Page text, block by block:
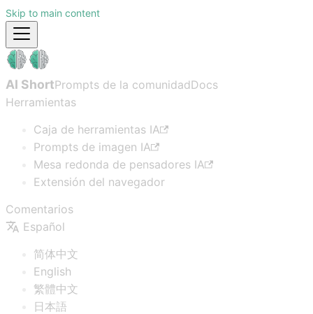
Skip to main content
AI ShortPrompts de la comunidadDocs
Herramientas
Caja de herramientas IA
Prompts de imagen IA
Mesa redonda de pensadores IA
Extensión del navegador
Comentarios
Español
简体中文
English
繁體中文
日本語